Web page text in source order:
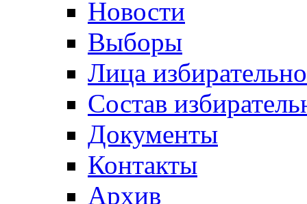
Новости
Выборы
Лица
Состав
Документы
Контакты
Архив